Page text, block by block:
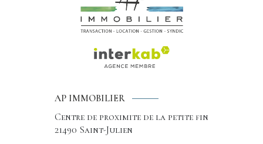
AP IMMOBILIER
Centre de proximite de la petite fin
21490 Saint-Julien